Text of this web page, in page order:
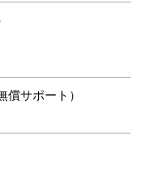
償サポート）